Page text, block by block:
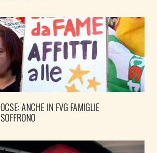
OCSE: ANCHE IN FVG FAMIGLIE
SOFFRONO